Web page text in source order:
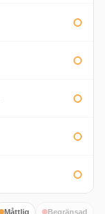
Måttlig Begränsad